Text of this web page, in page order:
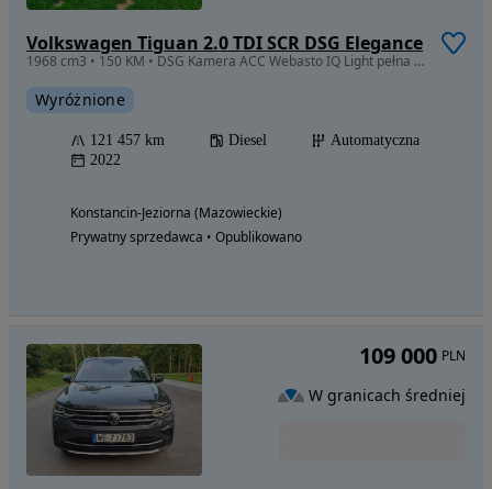
Volkswagen Tiguan 2.0 TDI SCR DSG Elegance
1968 cm3 • 150 KM • DSG Kamera ACC Webasto IQ Light pełna historia ASO
Wyróżnione
121 457 km Diesel
Automatyczna
2022
Konstancin-Jeziorna (Mazowieckie)
Prywatny sprzedawca • Opublikowano
109 000 PLN
W granicach średniej